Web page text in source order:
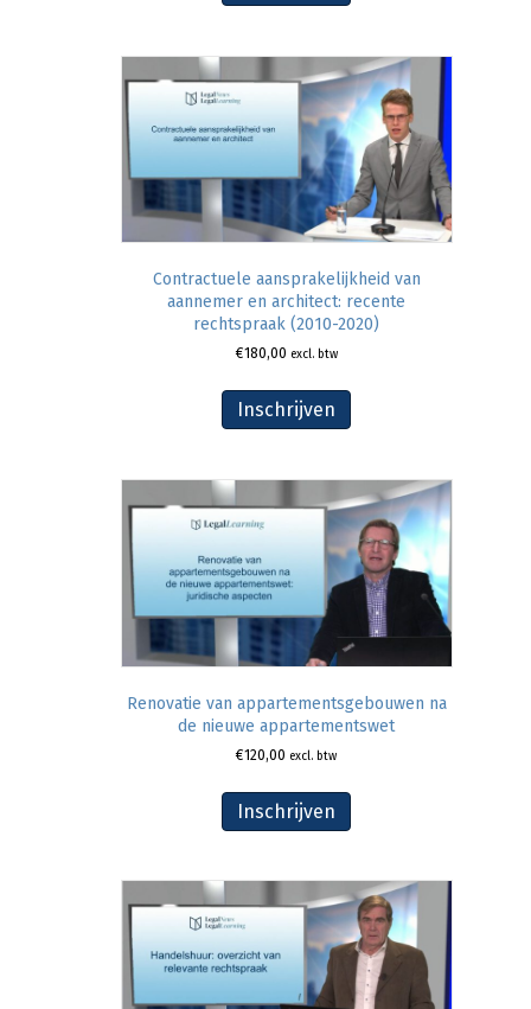
Contractuele aansprakelijkheid van
aannemer en architect: recente
rechtspraak (2010-2020)
€180,00 excl. btw
Inschrijven
Renovatie van appartementsgebouwen na
de nieuwe appartementswet
€120,00 excl. btw
Inschrijven